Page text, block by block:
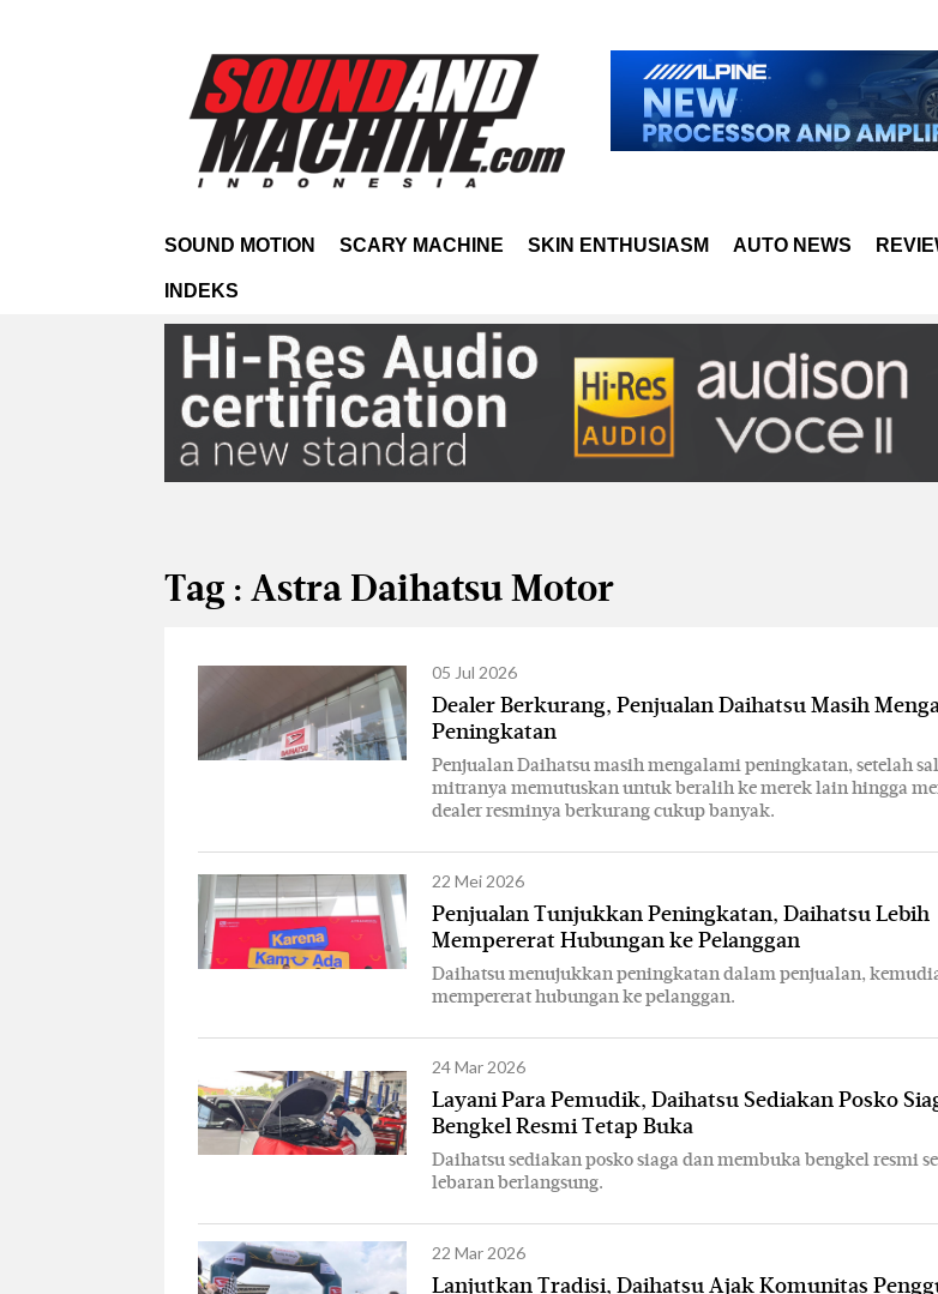
SOUND MOTION SCARY MACHINE SKIN ENTHUSIASM AUTO NEWS
INDEKS
Tag : Astra Daihatsu Motor
05 Jul 2026
Dealer Berkurang, Penjualan Daihatsu Masih
Peningkatan
Penjualan Daihatsu masih mengalami peningkatan, setelah
mitranya memutuskan untuk beralih ke merek lain hingga
dealer resminya berkurang cukup banyak.
22 Mei 2026
Penjualan Tunjukkan Peningkatan, Daihatsu Lebih
Mempererat Hubungan ke Pelanggan
Daihatsu menujukkan peningkatan dalam penjualan,
mempererat hubungan ke pelanggan.
24 Mar 2026
Layani Para Pemudik, Daihatsu Sediakan Posko
Bengkel Resmi Tetap Buka
Daihatsu sediakan posko siaga dan membuka bengkel resmi
lebaran berlangsung.
22 Mar 2026
Lanjutkan Tradisi, Daihatsu Ajak Komunitas